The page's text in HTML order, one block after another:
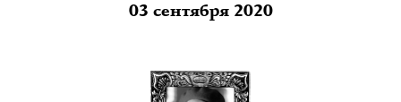
03 сентября 2020